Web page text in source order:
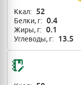
Ккал: 52
Белки, г: 0.4
Жиры, г: 0.1
Углеводы, г: 13.5